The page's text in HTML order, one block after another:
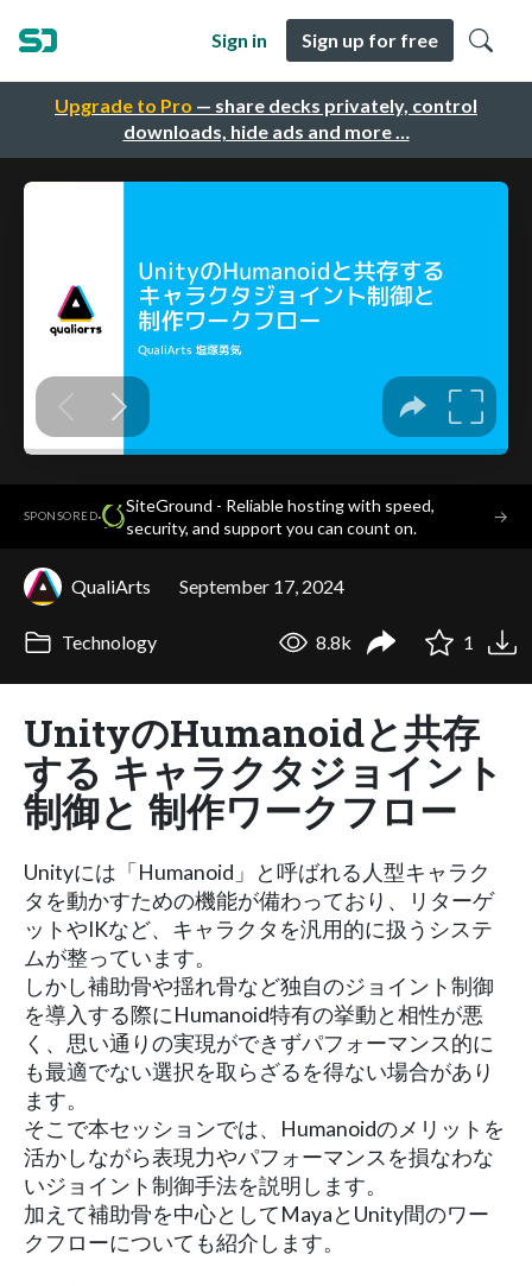
Upgrade to Pro — share decks privately, control
downloads, hide ads and more …
Sign in Sign up for free
SPONSORED·
SiteGround - Reliable hosting with speed,
security, and support you can count on.
→
QualiArts September 17, 2024
Technology 8.8k 1
UnityのHumanoidと共存
する キャラクタジョイント
制御と 制作ワークフロー
Unityには「Humanoid」と呼ばれる人型キャラク
タを動かすための機能が備わっており、リターゲ
ットやIKなど、キャラクタを汎用的に扱うシステ
ムが整っています。
しかし補助骨や揺れ骨など独自のジョイント制御
を導入する際にHumanoid特有の挙動と相性が悪
く、思い通りの実現ができずパフォーマンス的に
も最適でない選択を取らざるを得ない場合があり
ます。
そこで本セッションでは、Humanoidのメリットを
活かしながら表現力やパフォーマンスを損なわな
いジョイント制御手法を説明します。
加えて補助骨を中心としてMayaとUnity間のワー
クフローについても紹介します。